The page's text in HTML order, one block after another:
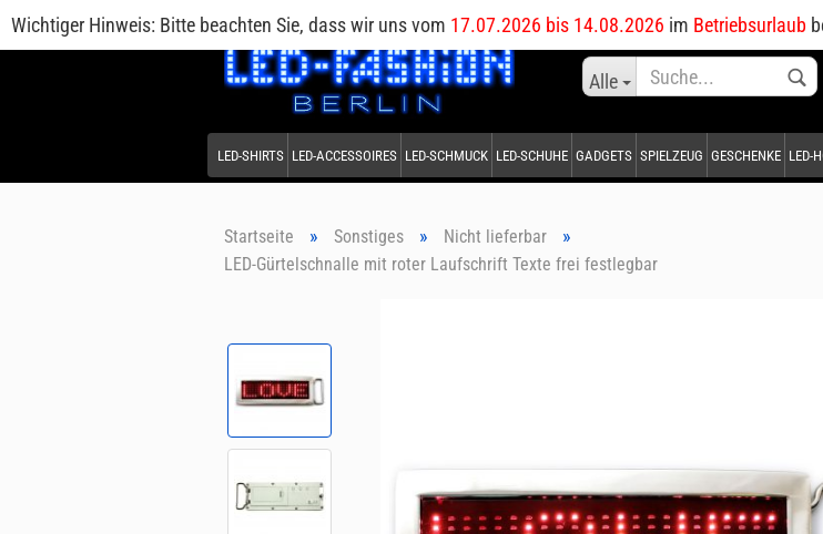
Sprache
Lieferland
Alle
Wichtiger Hinweis: Bitte beachten Sie, dass wir uns vom 17.07.2026 bis 14.08.2026 im Betriebsurlaub
LED-SHIRTS LED-ACCESSOIRES LED-SCHMUCK LED-SCHUHE GADGETS SPIELZEUG GESCHENKE LED-
Startseite » Sonstiges » Nicht lieferbar »
LED-Gürtelschnalle mit roter Laufschrift Texte frei festlegbar